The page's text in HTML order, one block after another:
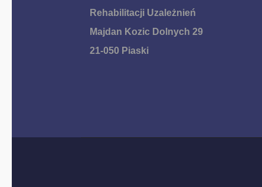
Rehabilitacji Uzależnień
Majdan Kozic Dolnych 29
21-050 Piaski